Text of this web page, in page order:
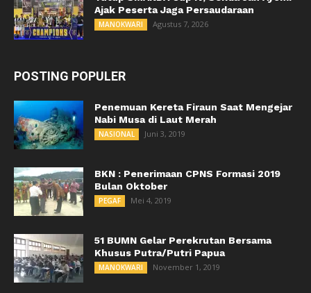
Ajak Peserta Jaga Persaudaraan
MANOKWARI Agustus 7, 2026
POSTING POPULER
Penemuan Kereta Firaun Saat Mengejar
Nabi Musa di Laut Merah
NASIONAL Juni 3, 2019
BKN : Penerimaan CPNS Formasi 2019
Bulan Oktober
PEGAF Mei 4, 2019
51 BUMN Gelar Perekrutan Bersama
Khusus Putra/Putri Papua
MANOKWARI November 1, 2019